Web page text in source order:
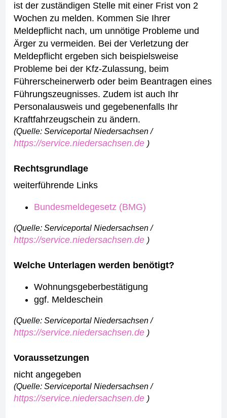
ist der zuständigen Stelle mit einer Frist von 2
Wochen zu melden. Kommen Sie Ihrer
Meldepflicht nach, um unnötige Probleme und
Ärger zu vermeiden. Bei der Verletzung der
Meldepflicht ergeben sich beispielsweise
Probleme bei der Kfz-Zulassung, beim
Führerscheinerwerb oder beim Beantragen eines
Führungszeugnisses.Zudem ist auch Ihr
Personalausweis und gegebenenfalls Ihr
Kraftfahrzeugschein zu ändern.
(Quelle: Serviceportal Niedersachsen /
https://service.niedersachsen.de )
Rechtsgrundlage
weiterführende Links
Bundesmeldegesetz (BMG)
(Quelle: Serviceportal Niedersachsen /
https://service.niedersachsen.de )
Welche Unterlagen werden benötigt?
Wohnungsgeberbestätigung
ggf. Meldeschein
(Quelle: Serviceportal Niedersachsen /
https://service.niedersachsen.de )
Voraussetzungen
nicht angegeben
(Quelle: Serviceportal Niedersachsen /
https://service.niedersachsen.de )